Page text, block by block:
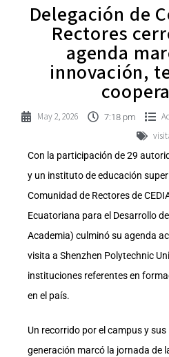
Delegación de
Rectores
agenda
innovación,
May 2, 2026 7:18 pm
Con la participación de 29
y un instituto de educación
Comunidad de Rectores de
Ecuatoriana para el Desarrollo
Academia) culminó su agenda
visita a Shenzhen Polytechnic
instituciones referentes en
en el país.
Un recorrido por el campus y
generación marcó la jornada de